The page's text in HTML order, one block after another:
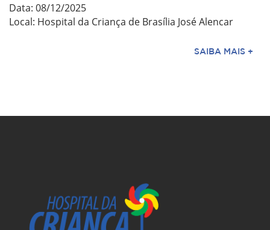
Data: 08/12/2025
Local: Hospital da Criança de Brasília José Alencar
SAIBA MAIS +